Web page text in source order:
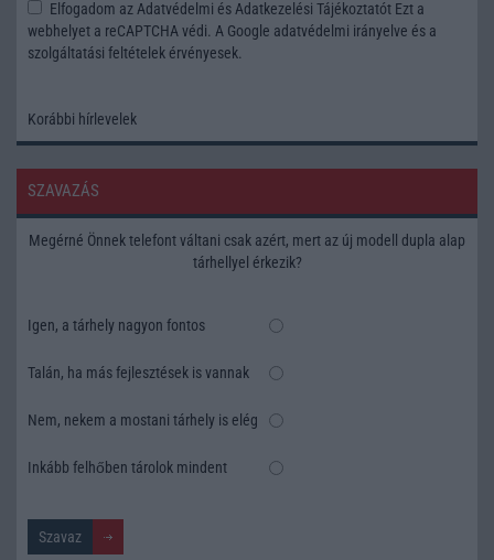
Elfogadom az Adatvédelmi és Adatkezelési Tájékoztatót Ezt a
webhelyet a reCAPTCHA védi. A Google adatvédelmi irányelve és a
szolgáltatási feltételek érvényesek.
Korábbi hírlevelek
SZAVAZÁS
Megérné Önnek telefont váltani csak azért, mert az új modell dupla alap
tárhellyel érkezik?
Igen, a tárhely nagyon fontos
Talán, ha más fejlesztések is vannak
Nem, nekem a mostani tárhely is elég
Inkább felhőben tárolok mindent